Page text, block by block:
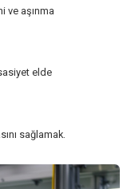
ve aşınma
elde
sağlamak.